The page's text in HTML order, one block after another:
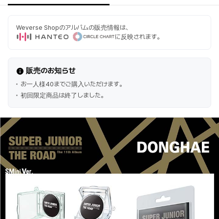
Weverse Shopのアルバムの販売情報は、
に反映されます。
販売のお知らせ
お一人様40までご購入いただけます。
初回限定商品は終了しました。